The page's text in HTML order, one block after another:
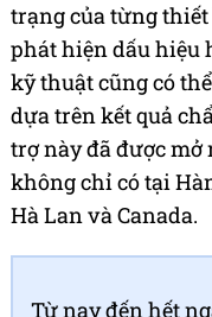
trạng của từng
phát hiện dấu hiệu
kỹ thuật cũng có
dựa trên kết quả
trợ này đã được mở
không chỉ có tại
Hà Lan và Canada.
Từ nay đến hết